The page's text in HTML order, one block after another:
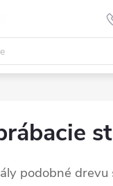
podobné drevu